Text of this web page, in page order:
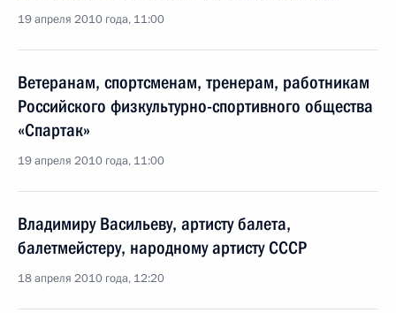
19 апреля 2010 года, 11:00
Ветеранам, спортсменам, тренерам, работникам
Российского физкультурно-спортивного общества
«Спартак»
19 апреля 2010 года, 11:00
Владимиру Васильеву, артисту балета,
балетмейстеру, народному артисту СССР
18 апреля 2010 года, 12:20